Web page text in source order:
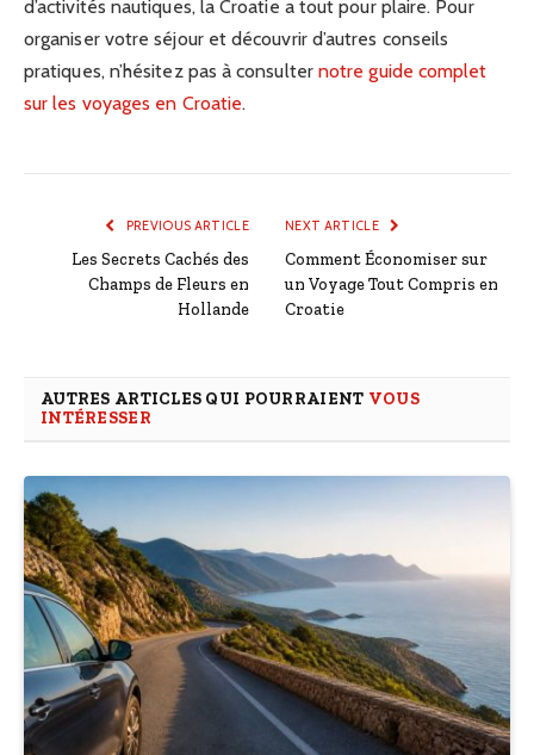
d’activités nautiques, la Croatie a tout pour plaire. Pour
organiser votre séjour et découvrir d’autres conseils
pratiques, n’hésitez pas à consulter notre guide complet
sur les voyages en Croatie.
PREVIOUS ARTICLE
Les Secrets Cachés des
Champs de Fleurs en
Hollande
NEXT ARTICLE
Comment Économiser sur
un Voyage Tout Compris en
Croatie
AUTRES ARTICLES QUI POURRAIENT VOUS
INTÉRESSER